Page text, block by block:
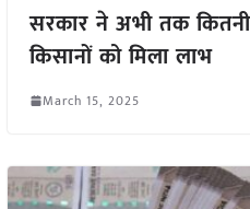
सरकार ने अभी तक
किसानों को मिला लाभ
March 15, 2025